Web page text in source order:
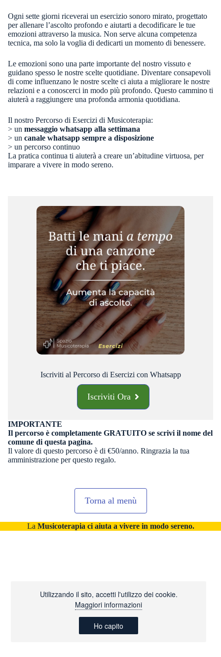
Ogni sette giorni riceverai un esercizio sonoro mirato, progettato
per allenare l’ascolto profondo e aiutarti a decodificare le tue
emozioni attraverso la musica. Non serve alcuna competenza
tecnica, ma solo la voglia di dedicarti un momento di benessere.
Le emozioni sono una parte importante del nostro vissuto e
guidano spesso le nostre scelte quotidiane. Diventare consapevoli
di come influenzano le nostre scelte ci aiuta a migliorare le nostre
relazioni e a conoscerci in modo più profondo. Questo cammino ti
aiuterà a raggiungere una profonda armonia quotidiana.
Il nostro Percorso di Esercizi di Musicoterapia:
> un messaggio whatsapp alla settimana
> un canale whatsapp sempre a disposizione
> un percorso continuo
La pratica continua ti aiuterà a creare un’abitudine virtuosa, per
imparare a vivere in modo sereno.
Iscriviti al Percorso di Esercizi con Whatsapp
Iscriviti Ora
IMPORTANTE
Il percorso è completamente GRATUITO se scrivi il nome del
comune di questa pagina.
Il valore di questo percorso è di €50/anno. Ringrazia la tua
amministrazione per questo regalo.
Torna al menù
La Musicoterapia ci aiuta a vivere in modo sereno.
Utilizzando il sito, accetti l'utilizzo dei cookie.
Maggiori informazioni
Ho capito